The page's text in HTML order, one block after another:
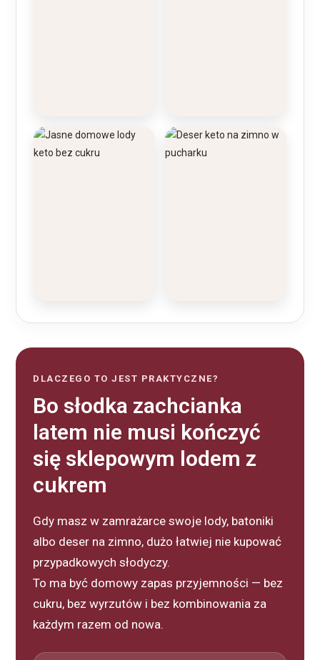
DLACZEGO TO JEST PRAKTYCZNE?
Bo słodka zachcianka
latem nie musi kończyć
się sklepowym lodem z
cukrem
Gdy masz w zamrażarce swoje lody, batoniki
albo deser na zimno, dużo łatwiej nie kupować
przypadkowych słodyczy.
To ma być domowy zapas przyjemności — bez
cukru, bez wyrzutów i bez kombinowania za
każdym razem od nowa.